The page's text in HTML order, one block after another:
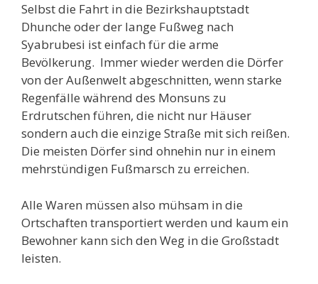
Selbst die Fahrt in die Bezirkshauptstadt
Dhunche oder der lange Fußweg nach
Syabrubesi ist einfach für die arme
Bevölkerung. Immer wieder werden die Dörfer
von der Außenwelt abgeschnitten, wenn starke
Regenfälle während des Monsuns zu
Erdrutschen führen, die nicht nur Häuser
sondern auch die einzige Straße mit sich reißen.
Die meisten Dörfer sind ohnehin nur in einem
mehrstündigen Fußmarsch zu erreichen.
Alle Waren müssen also mühsam in die
Ortschaften transportiert werden und kaum ein
Bewohner kann sich den Weg in die Großstadt
leisten.